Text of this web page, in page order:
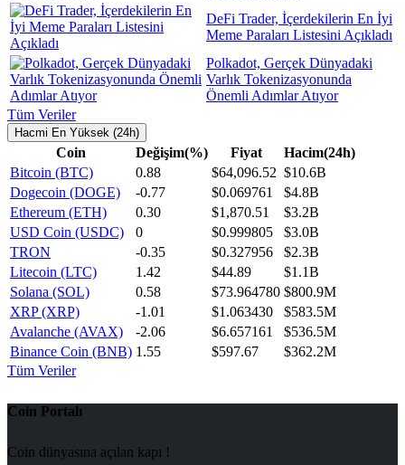
DeFi Trader, İçerdekilerin En İyi
Meme Paraları Listesini Açıkladı
Polkadot, Gerçek Dünyadaki
Varlık Tokenizasyonunda
Önemli Adımlar Atıyor
Tüm Veriler
Hacmi En Yüksek (24h)
Coin Değişim(%) Fiyat
Hacim(24h)
Bitcoin (BTC)
0.88 $64,096.52 $10.6B
Dogecoin (DOGE)
-0.77 $0.069761
$4.8B
Ethereum (ETH)
0.30 $1,870.51
$3.2B
USD Coin (USDC)
0 $0.999805
$3.0B
TRON
-0.35 $0.327956
$2.3B
Litecoin (LTC)
1.42 $44.89
$1.1B
Solana (SOL)
0.58 $73.964780 $800.9M
XRP (XRP)
-1.01 $1.063430
$583.5M
Avalanche (AVAX)
-2.06 $6.657161
$536.5M
Binance Coin (BNB) 1.55 $597.67
$362.2M
Tüm Veriler
Coin Portalı
Coin dünyasına açılan kapı !